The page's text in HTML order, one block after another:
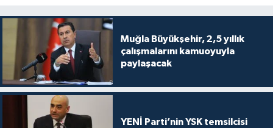
Muğla Büyükşehir, 2,5 yıllık
çalışmalarını kamuoyuyla
paylaşacak
YENİ Parti’nin YSK temsilcisi